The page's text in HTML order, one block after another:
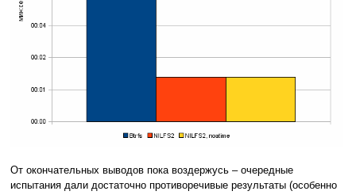
От окончательных выводов пока воздержусь – очередные
испытания дали достаточно противоречивые результаты (особенно